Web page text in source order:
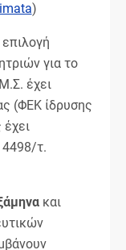
)
για το
έχει
(ΦΕΚ ίδρυσης
4498/τ.
και